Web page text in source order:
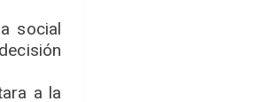
social
a la